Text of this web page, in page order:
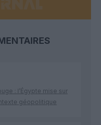
: l’Égypte mise sur
géopolitique